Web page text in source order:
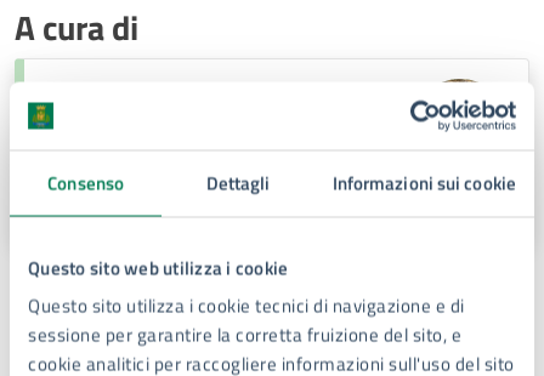
Consenso Dettagli Informazioni sui cookie
Questo sito web utilizza i cookie
Questo sito utilizza i cookie tecnici di navigazione e di
sessione per garantire la corretta fruizione del sito, e
cookie analitici per raccogliere informazioni sull'uso del sito
A cura di
Settore tutela e valorizzazione beni e
attività culturali, turismo e
Via Vincenzo Mirabella, 29-31, 96100
Persone
Giacomo Cascio –